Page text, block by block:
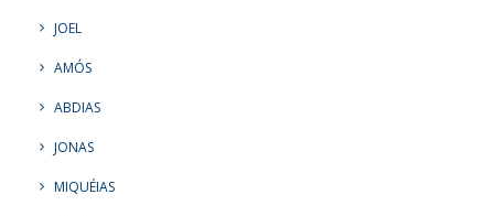
JOEL
AMÓS
ABDIAS
JONAS
MIQUÉIAS